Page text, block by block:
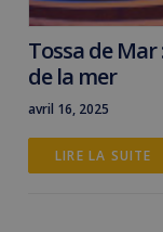
Tossa de
de la mer
avril 16, 2025
LIRE LA SUITE